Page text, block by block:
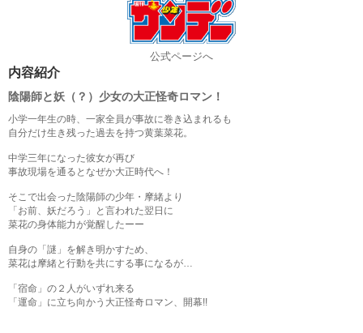
公式ページへ
内容紹介
陰陽師と妖（？）少女の大正怪奇ロマン！
小学一年生の時、一家全員が事故に巻き込まれるも
自分だけ生き残った過去を持つ黄葉菜花。
中学三年になった彼女が再び
事故現場を通るとなぜか大正時代へ！
そこで出会った陰陽師の少年・摩緒より
「お前、妖だろう」と言われた翌日に
菜花の身体能力が覚醒したーー
自身の「謎」を解き明かすため、
菜花は摩緒と行動を共にする事になるが…
「宿命」の２人がいずれ来る
「運命」に立ち向かう大正怪奇ロマン、開幕!!